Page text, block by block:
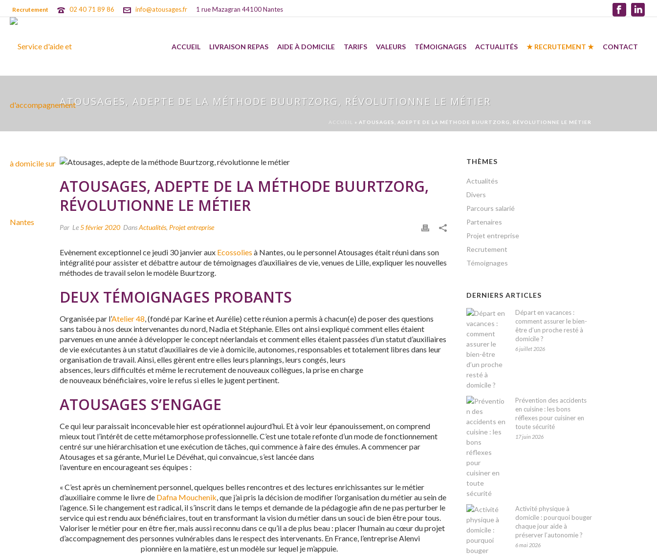
Recrutement 02 40 71 89 86 info@atousages.fr 1 rue Mazagran 44100 Nantes
ACCUEIL LIVRAISON REPAS AIDE À DOMICILE TARIFS VALEURS TÉMOIGNAGES ACTUALITÉS ★ RECRUTEMENT ★ CONTACT
ATOUSAGES, ADEPTE DE LA MÉTHODE BUURTZORG, RÉVOLUTIONNE LE MÉTIER
ACCUEIL » ATOUSAGES, ADEPTE DE LA MÉTHODE BUURTZORG, RÉVOLUTIONNE LE MÉTIER
ATOUSAGES, ADEPTE DE LA MÉTHODE BUURTZORG,
RÉVOLUTIONNE LE MÉTIER
Par Le5 février 2020 DansActualités, Projet entreprise
Evènement exceptionnel ce jeudi 30 janvier aux Ecossolies à Nantes, ou le personnel Atousages était réuni dans son
intégralité pour assister et débattre autour de témoignages d’auxiliaires de vie, venues de Lille, expliquer les nouvelles
méthodes de travail selon le modèle Buurtzorg.
DEUX TÉMOIGNAGES PROBANTS
Organisée par l’Atelier 48, (fondé par Karine et Aurélie) cette réunion a permis à chacun(e) de poser des questions
sans tabou à nos deux intervenantes du nord, Nadia et Stéphanie. Elles ont ainsi expliqué comment elles étaient
parvenues en une année à développer le concept néerlandais et comment elles étaient passées d’un statut d’auxiliaires
de vie exécutantes à un statut d’auxiliaires de vie à domicile, autonomes, responsables et totalement libres dans leur
organisation de travail. Ainsi, elles gèrent entre elles leurs plannings, leurs congés, leurs
absences, leurs difficultés et même le recrutement de nouveaux collègues, la prise en charge
de nouveaux bénéficiaires, voire le refus si elles le jugent pertinent.
ATOUSAGES S’ENGAGE
Ce qui leur paraissait inconcevable hier est opérationnel aujourd’hui. Et à voir leur épanouissement, on comprend
mieux tout l’intérêt de cette métamorphose professionnelle. C’est une totale refonte d’un mode de fonctionnement
centré sur une hiérarchisation et une exécution de tâches, qui commence à faire des émules. A commencer par
Atousages et sa gérante, Muriel Le Dévéhat,qui convaincue, s’est lancée dans
l’aventure en encourageant ses équipes :
« C’est après un cheminement personnel, quelques belles rencontres et des lectures enrichissantes sur le métier
d’auxiliaire comme le livre de Dafna Mouchenik, que j’ai pris la décision de modifier l’organisation du métier au sein de
l’agence. Si le changement est radical, il s’inscrit dans le temps et demande de la pédagogie afin de ne pas perturber le
service qui est rendu aux bénéficiaires, tout en transformant la vision du métier dans un souci de bien être pour tous.
Valoriser le métier pour en être fier, mais aussi reconnu dans ce qu’il a de plus beau : placer l’humain au cœur du projet
d’accompagnement des personnes vulnérables dans le respect des intervenants. En France, l’entreprise Alenvi
pionnière en la matière, est un modèle sur lequel je m’appuie.
THÈMES
Actualités
Divers
Parcours salarié
Partenaires
Projet entreprise
Recrutement
Témoignages
DERNIERS ARTICLES
Départ en vacances :
comment assurer le bien-
être d’un proche resté à
domicile ?
6 juillet 2026
Prévention des accidents
en cuisine : les bons
réflexes pour cuisiner en
toute sécurité
17 juin 2026
Activité physique à
domicile : pourquoi bouger
chaque jour aide à
préserver l’autonomie ?
6 mai 2026